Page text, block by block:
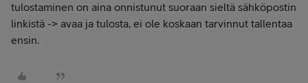
tulostaminen on aina onnistunut suoraan sieltä sähköpostin
linkistä -> avaa ja tulosta, ei ole koskaan tarvinnut tallentaa
ensin.